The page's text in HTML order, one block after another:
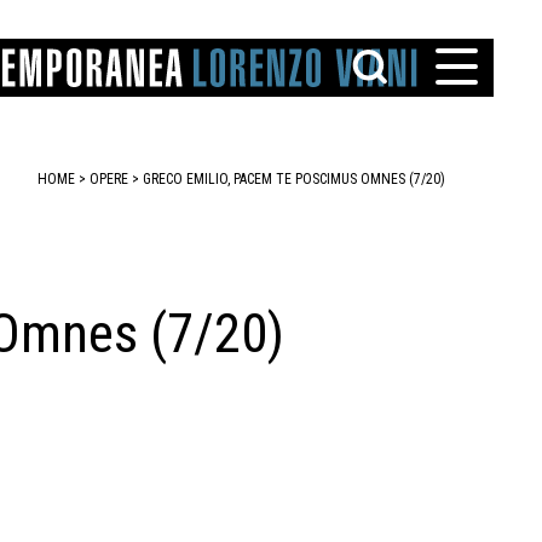
HOME > OPERE > GRECO EMILIO, PACEM TE POSCIMUS OMNES (7/20)
(7/20)